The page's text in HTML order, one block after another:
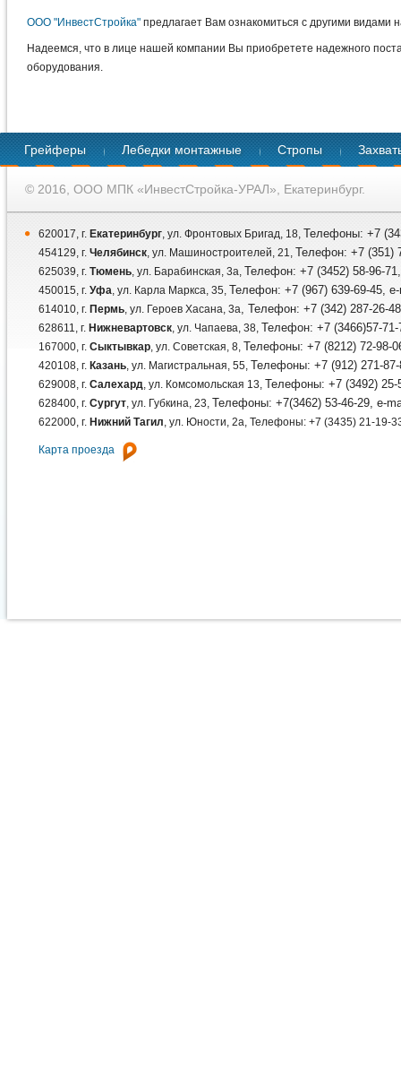
ООО "ИнвестСтройка" предлагает Вам ознакомиться с другими видами
Надеемся, что в лице нашей компании Вы приобретете надежного
оборудования.
Грейферы Лебедки монтажные Стропы
© 2016, ООО МПК «ИнвестСтройка-УРАЛ», Екатеринбург.
620017, г. Екатеринбург, ул. Фронтовых Бригад, 18, Телефоны: +7
454129, г. Челябинск, ул. Машиностроителей, 21, Телефон: +7 (351)
625039, г. Тюмень, ул. Барабинская, 3а, Телефон: +7 (3452) 58-96-
450015, г. Уфа, ул. Карла Маркса, 35, Телефон: +7 (967) 639-69-45,
614010, г. Пермь, ул. Героев Хасана, 3а, Телефон: +7 (342) 287-26-
628611, г. Нижневартовск, ул. Чапаева, 38, Телефон: +7 (3466)57-
167000, г. Сыктывкар, ул. Советская, 8, Телефоны: +7 (8212) 72-98-
420108, г. Казань, ул. Магистральная, 55, Телефоны: +7 (912) 271-
629008, г. Салехард, ул. Комсомольская 13, Телефоны: +7 (3492) 25-
628400, г. Сургут, ул. Губкина, 23, Телефоны: +7(3462) 53-46-29, e-
622000, г. Нижний Тагил, ул. Юности, 2а, Телефоны: +7 (3435) 21-19-
Карта проезда